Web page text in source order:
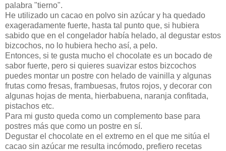
palabra "tierno".
He utilizado un cacao en polvo sin azúcar y ha quedado
exageradamente fuerte, hasta tal punto que, si hubiera
sabido que en el congelador había helado, al degustar estos
bizcochos, no lo hubiera hecho así, a pelo.
Entonces, si te gusta mucho el chocolate es un bocado de
sabor fuerte, pero si quieres suavizar estos bizcochos
puedes montar un postre con helado de vainilla y algunas
frutas como fresas, frambuesas, frutos rojos, y decorar con
algunas hojas de menta, hierbabuena, naranja confitada,
pistachos etc.
Para mi gusto queda como un complemento base para
postres más que como un postre en sí.
Degustar el chocolate en el extremo en el que me sitúa el
cacao sin azúcar me resulta incómodo, prefiero recetas